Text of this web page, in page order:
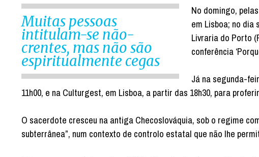
Muitas pessoas
intitulam-se não-
crentes, mas não são
espiritualmente cegas
No domingo,
em Lisboa; no
Livraria do Porto
conferência
Já na segunda-
11h00, e na Culturgest, em Lisboa, a partir das 18h30, para
O sacerdote cresceu na antiga Checoslováquia, sob o regime
subterrânea”, num contexto de controlo estatal que não lhe